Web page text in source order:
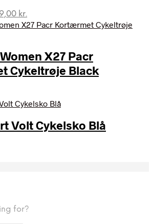
kr..
kr.
aktuelle
349,00 kr..
X27 Pacr
Cykeltrøje Black
Volt Cykelsko Blå
for?